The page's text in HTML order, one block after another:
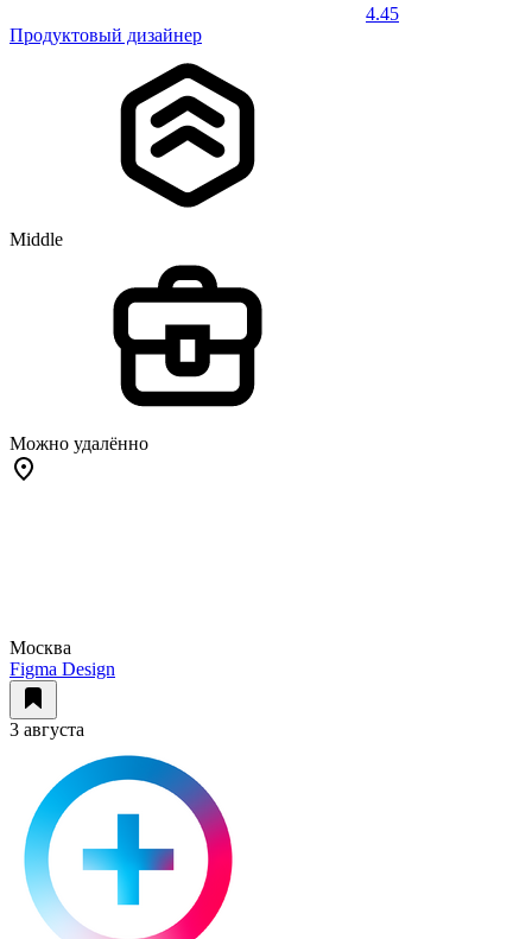
4.45
Продуктовый дизайнер
Middle
Можно удалённо
Москва
Figma Design
3 августа